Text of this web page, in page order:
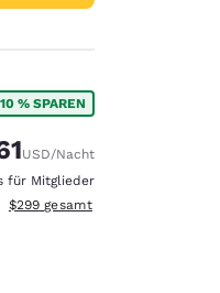
% SPAREN
Preis:
Preis:
USD/Nacht
für Mitglieder
Geschätzte Gesamtdetails
$299 gesamt